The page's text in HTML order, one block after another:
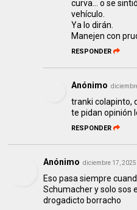
curva... o se
vehículo.
Ya lo dirán.
Manejen con
RESPONDER
Anónimo
tranki colapinto,
te pidan opinión
RESPONDER
Anónimo diciembre 17, 2025
Eso pasa siempre
Schumacher y solo sos
drogadicto borracho